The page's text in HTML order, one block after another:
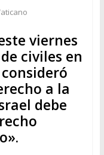
viernes
civiles en
a la
debe